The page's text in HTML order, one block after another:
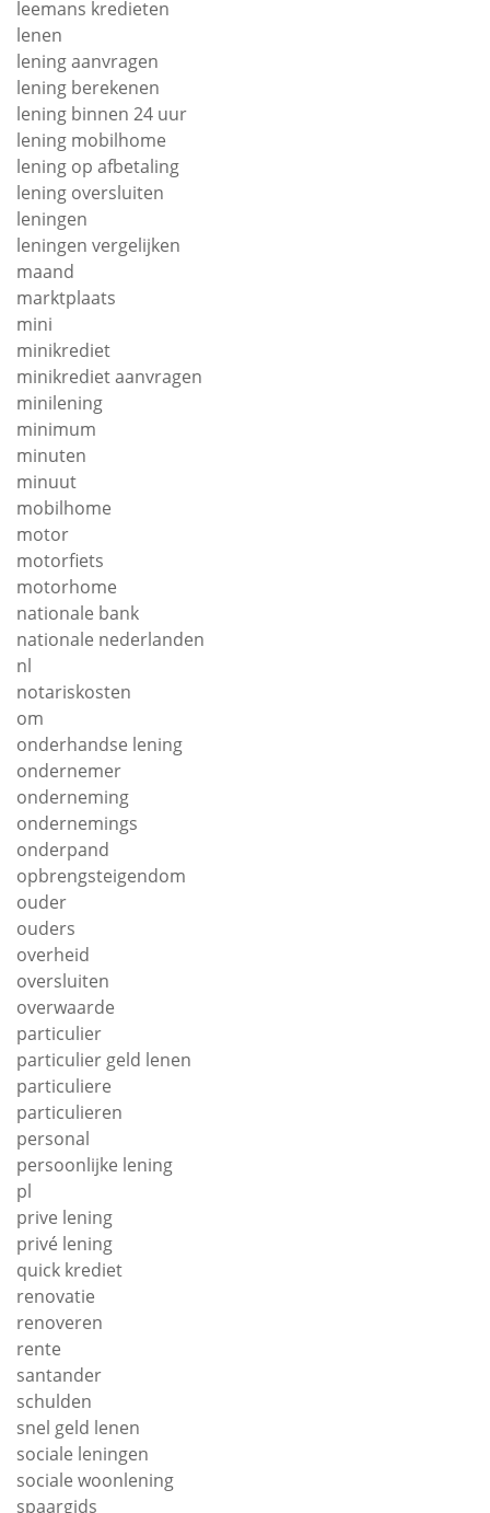
leemans kredieten
lenen
lening aanvragen
lening berekenen
lening binnen 24 uur
lening mobilhome
lening op afbetaling
lening oversluiten
leningen
leningen vergelijken
maand
marktplaats
mini
minikrediet
minikrediet aanvragen
minilening
minimum
minuten
minuut
mobilhome
motor
motorfiets
motorhome
nationale bank
nationale nederlanden
nl
notariskosten
om
onderhandse lening
ondernemer
onderneming
ondernemings
onderpand
opbrengsteigendom
ouder
ouders
overheid
oversluiten
overwaarde
particulier
particulier geld lenen
particuliere
particulieren
personal
persoonlijke lening
pl
prive lening
privé lening
quick krediet
renovatie
renoveren
rente
santander
schulden
snel geld lenen
sociale leningen
sociale woonlening
spaargids